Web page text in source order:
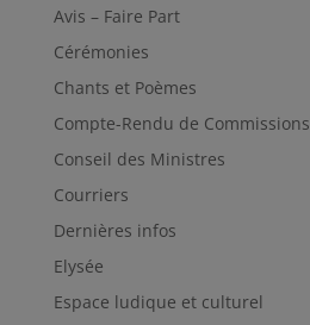
Avis – Faire Part
Cérémonies
Chants et Poèmes
Compte-Rendu de Commissions
Conseil des Ministres
Courriers
Dernières infos
Elysée
Espace ludique et culturel